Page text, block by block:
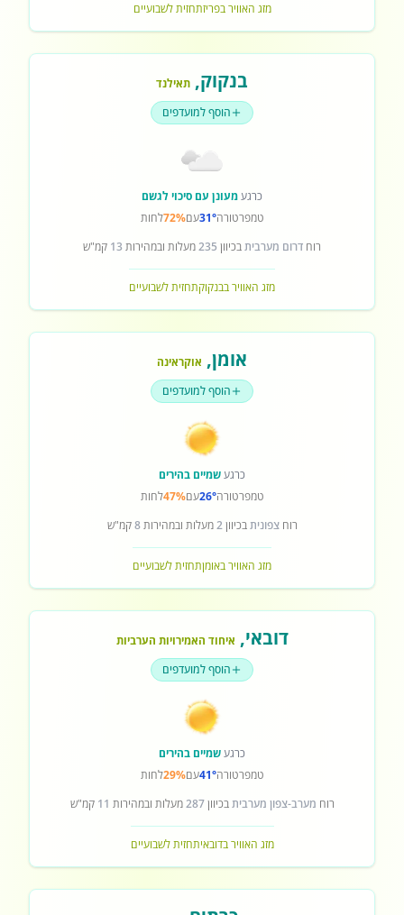
מזג האוויר בפריזתחזית לשבועיים
בנקוק, תאילנד
הוסף למועדפים
כרגעמעונן עם סיכוי לגשם
טמפרטורה31°עם72%לחות
רוח דרום מערביתבכיוון 235מעלות ובמהירות 13 קמ"ש
מזג האוויר בבנקוקתחזית לשבועיים
אומן, אוקראינה
הוסף למועדפים
כרגעשמיים בהירים
טמפרטורה26°עם47%לחות
רוחצפוניתבכיוון2מעלות ובמהירות8קמ"ש
מזג האוויר באומןתחזית לשבועיים
דובאי, איחוד האמירויות הערביות
הוסף למועדפים
כרגעשמיים בהירים
טמפרטורה41°עם29%לחות
רוח מערב-צפון מערביתבכיוון287מעלות ובמהירות 11 קמ"ש
מזג האוויר בדובאיתחזית לשבועיים